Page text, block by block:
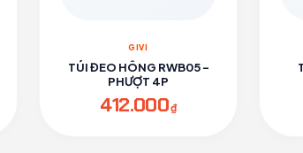
GIVI
TÚI ĐEO HÔNG RWB05 -
PHƯỢT 4P
412.000₫